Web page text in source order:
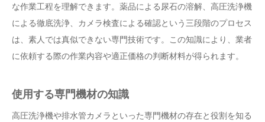
な作業工程を理解できます。薬品による尿石の溶解、高圧洗浄機
による徹底洗浄、カメラ検査による確認という三段階のプロセス
は、素人では真似できない専門技術です。この知識により、業者
に依頼する際の作業内容や適正価格の判断材料が得られます。
使用する専門機材の知識
高圧洗浄機や排水管カメラといった専門機材の存在と役割を知る